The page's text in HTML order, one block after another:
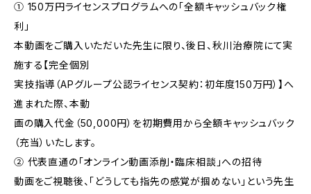
① 150万円ライセンスプログラムへの「全額キャッシュバック権
利」
本動画をご購入いただいた先生に限り、後日、秋川治療院にて実
施する【完全個別
実技指導（APグループ公認ライセンス契約：初年度150万円）】へ
進まれた際、本動
画の購入代金（50,000円）を初期費用から全額キャッシュバック
（充当）いたします。
② 代表直通の「オンライン動画添削・臨床相談」への招待
動画をご視聴後、「どうしても指先の感覚が掴めない」という先生